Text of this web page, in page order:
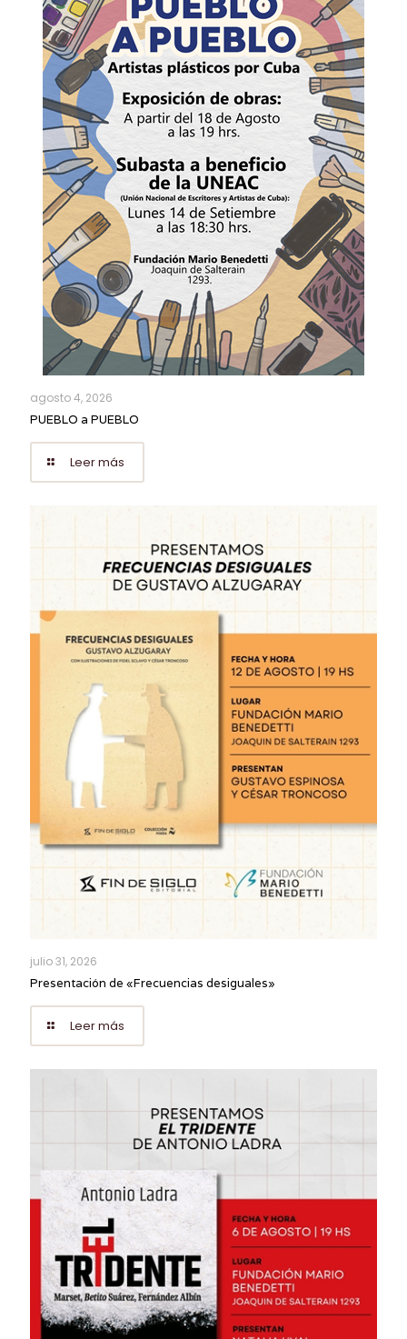
agosto 4, 2026
PUEBLO a PUEBLO
Leer más
julio 31, 2026
Presentación de «Frecuencias desiguales»
Leer más